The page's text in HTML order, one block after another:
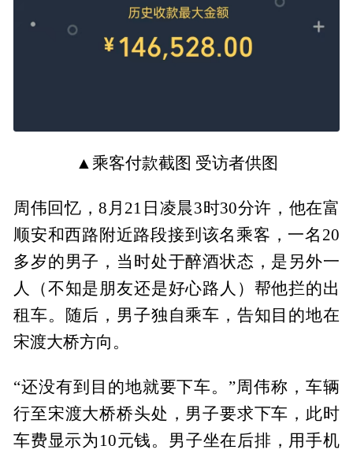
▲乘客付款截图 受访者供图
周伟回忆，8月21日凌晨3时30分许，他在富
顺安和西路附近路段接到该名乘客，一名20
多岁的男子，当时处于醉酒状态，是另外一
人（不知是朋友还是好心路人）帮他拦的出
租车。随后，男子独自乘车，告知目的地在
宋渡大桥方向。
“还没有到目的地就要下车。”周伟称，车辆
行至宋渡大桥桥头处，男子要求下车，此时
车费显示为10元钱。男子坐在后排，用手机